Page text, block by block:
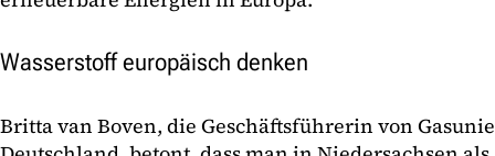
Wasserstoff europäisch denken
Britta van Boven, die Geschäftsführerin von Gasunie